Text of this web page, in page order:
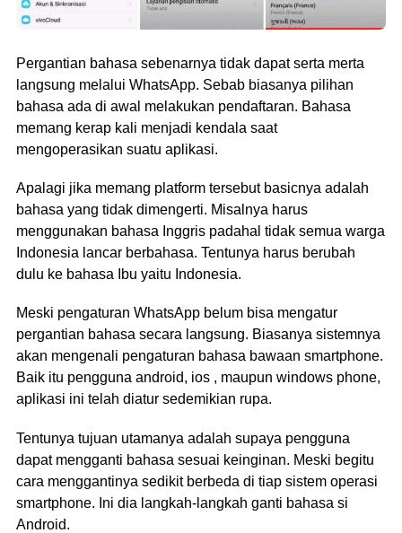
Pergantian bahasa sebenarnya tidak dapat serta merta
langsung melalui WhatsApp. Sebab biasanya pilihan
bahasa ada di awal melakukan pendaftaran. Bahasa
memang kerap kali menjadi kendala saat
mengoperasikan suatu aplikasi.
Apalagi jika memang platform tersebut basicnya adalah
bahasa yang tidak dimengerti. Misalnya harus
menggunakan bahasa Inggris padahal tidak semua warga
Indonesia lancar berbahasa. Tentunya harus berubah
dulu ke bahasa Ibu yaitu Indonesia.
Meski pengaturan WhatsApp belum bisa mengatur
pergantian bahasa secara langsung. Biasanya sistemnya
akan mengenali pengaturan bahasa bawaan smartphone.
Baik itu pengguna android, ios , maupun windows phone,
aplikasi ini telah diatur sedemikian rupa.
Tentunya tujuan utamanya adalah supaya pengguna
dapat mengganti bahasa sesuai keinginan. Meski begitu
cara menggantinya sedikit berbeda di tiap sistem operasi
smartphone. Ini dia langkah-langkah ganti bahasa si
Android.